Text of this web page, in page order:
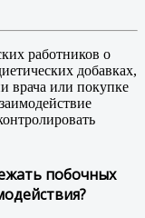
работников о
добавках,
врача или покупке
побочных